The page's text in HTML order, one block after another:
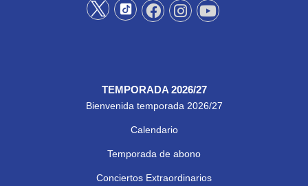
TEMPORADA 2026/27
Bienvenida temporada 2026/27
Calendario
Temporada de abono
Conciertos Extraordinarios